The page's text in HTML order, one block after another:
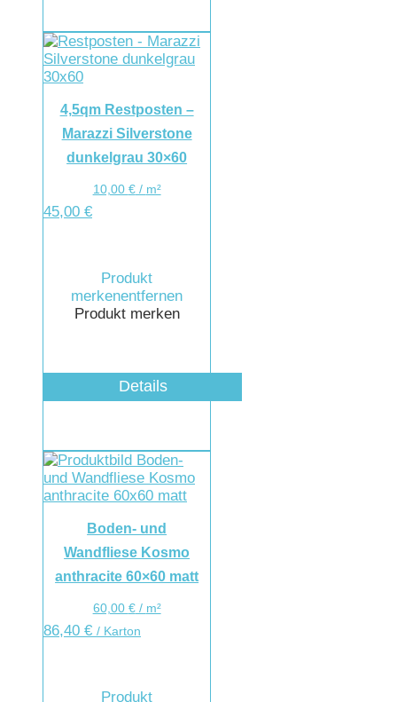
4,5qm Restposten –
Marazzi Silverstone
dunkelgrau 30×60
10,00 €/ m²
45,00 €
Produkt
merkenentfernen
Produkt merken
Details
Boden- und
Wandfliese Kosmo
anthracite 60×60 matt
60,00 €/ m²
86,40 € / Karton
Produkt